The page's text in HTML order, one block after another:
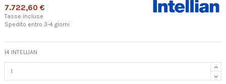
7.722,60 €
Tasse incluse
Spedito entro 3-4 giorni
I4 INTELLIAN